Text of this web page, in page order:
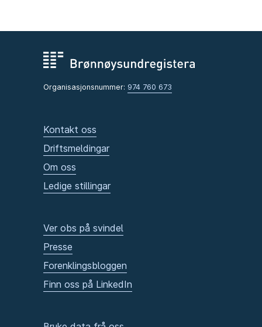
Organisasjonsnummer: 974 760 673
Kontakt oss
Driftsmeldingar
Om oss
Ledige stillingar
Ver obs på svindel
Presse
Forenklingsbloggen
Finn oss på LinkedIn